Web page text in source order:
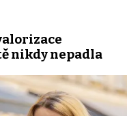
nikdy nepadla